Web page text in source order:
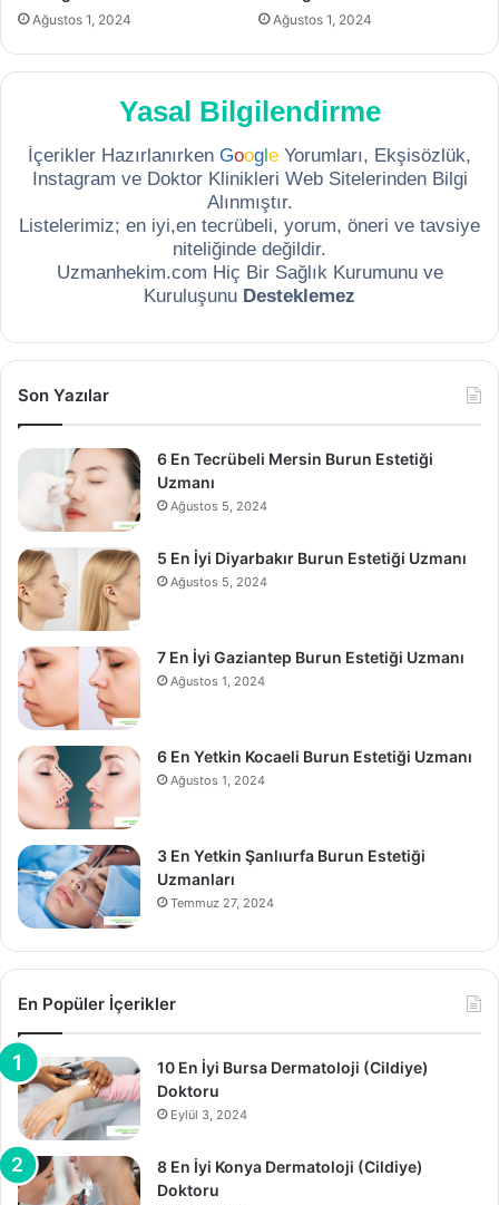
Ağustos 1, 2024 Ağustos 1, 2024
Yasal Bilgilendirme
İçerikler Hazırlanırken Google Yorumları, Ekşisözlük,
Instagram ve Doktor Klinikleri Web Sitelerinden Bilgi
Alınmıştır.
Listelerimiz; en iyi,en tecrübeli, yorum, öneri ve tavsiye
niteliğinde değildir.
Uzmanhekim.com Hiç Bir Sağlık Kurumunu ve
Kuruluşunu Desteklemez
Son Yazılar
6 En Tecrübeli Mersin Burun Estetiği
Uzmanı
Ağustos 5, 2024
5 En İyi Diyarbakır Burun Estetiği Uzmanı
Ağustos 5, 2024
7 En İyi Gaziantep Burun Estetiği Uzmanı
Ağustos 1, 2024
6 En Yetkin Kocaeli Burun Estetiği Uzmanı
Ağustos 1, 2024
3 En Yetkin Şanlıurfa Burun Estetiği
Uzmanları
Temmuz 27, 2024
En Popüler İçerikler
10 En İyi Bursa Dermatoloji (Cildiye)
Doktoru
Eylül 3, 2024
8 En İyi Konya Dermatoloji (Cildiye)
Doktoru